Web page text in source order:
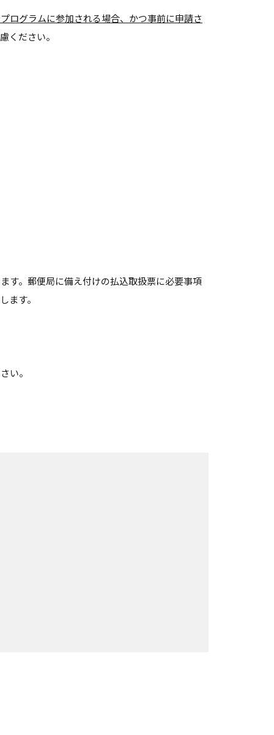
ログラムに参加される場合、かつ事前に申請さ
ください。
。郵便局に備え付けの払込取扱票に必要事項
ます。
い。